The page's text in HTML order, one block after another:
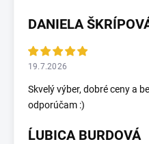
DANIELA
19.7.2026
Skvelý výber, dobré ceny a
odporúčam :)
ĹUBICA BURDOVÁ